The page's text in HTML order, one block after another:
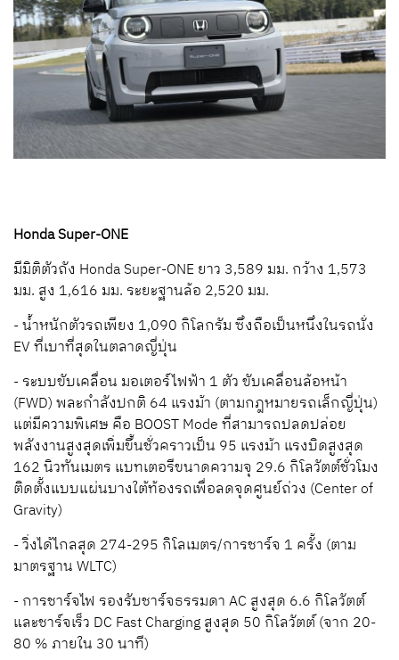
Honda Super-ONE
มีมิติตัวถัง Honda Super-ONE ยาว 3,589 มม. กว้าง 1,573
มม. สูง 1,616 มม. ระยะฐานล้อ 2,520 มม.
- น้ำหนักตัวรถเพียง 1,090 กิโลกรัม ซึ่งถือเป็นหนึ่งในรถนั่ง
EV ที่เบาที่สุดในตลาดญี่ปุ่น
- ระบบขับเคลื่อน มอเตอร์ไฟฟ้า 1 ตัว ขับเคลื่อนล้อหน้า
(FWD) พละกำลังปกติ 64 แรงม้า (ตามกฎหมายรถเล็กญี่ปุ่น)
แต่มีความพิเศษ คือ BOOST Mode ที่สามารถปลดปล่อย
พลังงานสูงสุดเพิ่มขึ้นชั่วคราวเป็น 95 แรงม้า แรงบิดสูงสุด
162 นิวทันเมตร แบทเตอรีขนาดความจุ 29.6 กิโลวัตต์ชั่วโมง
ติดตั้งแบบแผ่นบางใต้ท้องรถเพื่อลดจุดศูนย์ถ่วง (Center of
Gravity)
- วิ่งได้ไกลสุด 274-295 กิโลเมตร/การชาร์จ 1 ครั้ง (ตาม
มาตรฐาน WLTC)
- การชาร์จไฟ รองรับชาร์จธรรมดา AC สูงสุด 6.6 กิโลวัตต์
และชาร์จเร็ว DC Fast Charging สูงสุด 50 กิโลวัตต์ (จาก 20-
80 % ภายใน 30 นาที)